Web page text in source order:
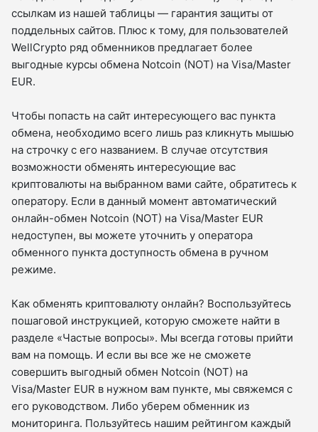
ссылкам из нашей таблицы — гарантия защиты от
поддельных сайтов. Плюс к тому, для пользователей
WellCrypto ряд обменников предлагает более
выгодные курсы обмена Notcoin (NOT) на Visa/Master
EUR.
Чтобы попасть на сайт интересующего вас пункта
обмена, необходимо всего лишь раз кликнуть мышью
на строчку с его названием. В случае отсутствия
возможности обменять интересующие вас
криптовалюты на выбранном вами сайте, обратитесь к
оператору. Если в данный момент автоматический
онлайн-обмен Notcoin (NOT) на Visa/Master EUR
недоступен, вы можете уточнить у оператора
обменного пункта доступность обмена в ручном
режиме.
Как обменять криптовалюту онлайн? Воспользуйтесь
пошаговой инструкцией, которую сможете найти в
разделе «Частые вопросы». Мы всегда готовы прийти
вам на помощь. И если вы все же не сможете
совершить выгодный обмен Notcoin (NOT) на
Visa/Master EUR в нужном вам пункте, мы свяжемся с
его руководством. Либо уберем обменник из
мониторинга. Пользуйтесь нашим рейтингом каждый